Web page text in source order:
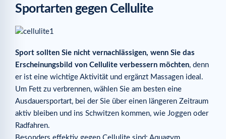
Sportarten gegen Cellulite
Sport sollten Sie nicht vernachlässigen, wenn Sie das
Erscheinungsbild von Cellulite verbessern möchten, denn
er ist eine wichtige Aktivität und ergänzt Massagen ideal.
Um Fett zu verbrennen, wählen Sie am besten eine
Ausdauersportart, bei der Sie über einen längeren Zeitraum
aktiv bleiben und ins Schwitzen kommen, wie Joggen oder
Radfahren.